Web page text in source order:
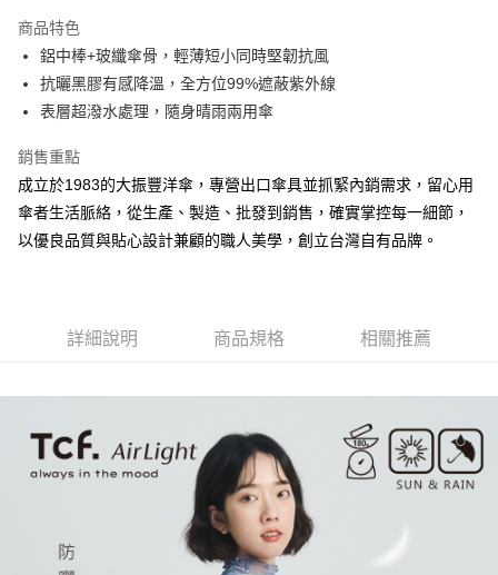
合作金庫商業銀行
華南商業銀行
彰化商業銀行
上海商業儲蓄銀行
台北富邦商業銀行
國泰世華商業銀行
兆豐國際商業銀行
匯豐（台灣）商業銀行
聯邦商業銀行
遠東國際商業銀行
元大商業銀行
永豐商業銀行
台新國際商業銀行
中國信託商業銀行
6 期 0 利率 每期
華南商業銀行
彰化商業銀行
上海商業儲蓄銀行
台北富邦商業銀行
臺灣中小企業銀行
匯豐（台灣）商業銀行
華泰商業銀行
聯邦商業銀行
遠東國際商業銀行
元大商業銀行
永豐商業銀行
超商取貨付款
LINE Pay
Apple Pay
街口支付
悠遊付
相關說明
1.本服務由台灣大哥大提供，台灣大哥大用戶可立即使用無須另外申請。
流程，驗證手機門號後，選擇欲分期的期數、繳款截止日，確認付款後即完
成交易。
3.實際核准額度、可分期數及費用金額請依後續交易確認頁面所載為準。
4.訂單成立30分鐘內，如未前往確認交易或遇審核未通過，訂單將自動取
消。如遇「轉專審核」未通過狀況，表示未達大哥付你分期系統評分，恕無
【繳款方式說明】
AFTEE先享後付
【關於「AFTEE先享後付」】
AFTEE先享後付是「在收到商品之後才付款」的支付方式。 讓您購物簡單
１．簡單：不需註冊會員、不需綁卡、不需儲值。
２．便利：只要手機號碼，簡訊認證，即可結帳。
３．安心：先確認商品／服務後，再付款。
ATM付款
全家取貨付款
商品特色
鋁中棒+玻纖傘骨，輕薄短小同時堅韌抗風
抗曬黑膠有感降溫，全方位99%遮蔽紫外線
表層超潑水處理，隨身晴雨兩用傘
銷售重點
成立於1983的大振豐洋傘，專營出口傘具並抓緊內銷需求，留心用
傘者生活脈絡，從生產、製造、批發到銷售，確實掌控每一細節，
以優良品質與貼心設計兼顧的職人美學，創立台灣自有品牌。
詳細說明 商品規格 相關推薦